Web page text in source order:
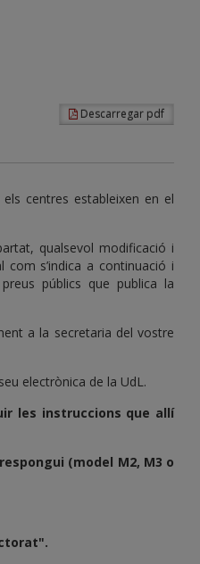
Descarregar pdf
centres estableixen en el
qualsevol modificació i
com s’indica a continuació i
públics que publica la
a la secretaria del vostre
electrònica de la UdL.
les instruccions que allí
(model M2, M3 o